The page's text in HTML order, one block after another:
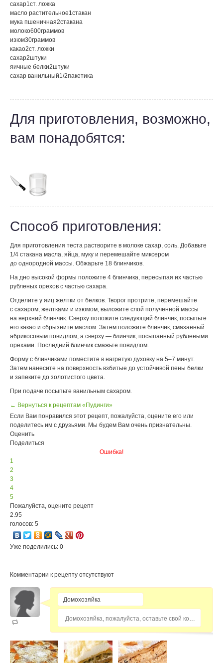
сахар1ст. ложка
масло растительное1стакан
мука пшеничная2стакана
молоко600граммов
изюм30граммов
какао2ст. ложки
сахар2штуки
яичные белки2штуки
сахар ванильный1/2пакетика
Для приготовления, возможно,
вам понадобятся:
Способ приготовления:
Для приготовления теста растворите в молоке сахар, соль. Добавьте
1/4 стакана масла, яйца, муку и перемешайте миксером
до однородной массы. Обжарьте 18 блинчиков.
На дно высокой формы положите 4 блинчика, пересыпая их частью
рубленых орехов с частью сахара.
Отделите у яиц желтки от белков. Творог протрите, перемешайте
с сахаром, желтками и изюмом, выложите слой полученной массы
на верхний блинчик. Сверху положите следующий блинчик, посыпьте
его какао и сбрызните маслом. Затем положите блинчик, смазанный
абрикосовым повидлом, а сверху — блинчик, посыпанный рублеными
орехами. Последний блинчик смажьте повидлом.
Форму с блинчиками поместите в нагретую духовку на 5–7 минут.
Затем нанесите на поверхность взбитые до устойчивой пены белки
и запеките до золотистого цвета.
При подаче посыпьте ванильным сахаром.
← Вернуться к рецептам «Пудинги»
Если Вам понравился этот рецепт, пожалуйста, оцените его или
поделитесь им с друзьями. Мы будем Вам очень признательны.
Оценить
Поделиться
Ошибка!
1
2
3
4
5
Пожалуйста, оцените рецепт
2.95
голосов: 5
Уже поделились: 0
Комментарии к рецепту отсутствуют
Домохозяйка, пожалуйста, оставьте свой комментарий...